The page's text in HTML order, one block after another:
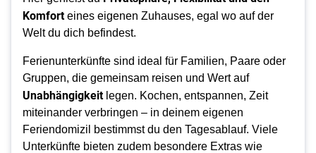
Komforteines eigenen Zuhauses, egal wo auf der
Welt du dich befindest.
Ferienunterkünfte sind ideal für Familien, Paare oder
Gruppen, die gemeinsam reisen und Wert auf
Unabhängigkeitlegen. Kochen, entspannen, Zeit
miteinander verbringen – in deinem eigenen
Feriendomizil bestimmst du den Tagesablauf. Viele
Unterkünfte bieten zudem besondere Extras wie